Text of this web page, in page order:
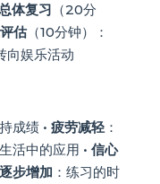
体复习 （20分
估（10分钟）：
向娱乐活动
成绩 • 疲劳减轻：
活中的应用 • 信心
逐步增加 ：练习的时